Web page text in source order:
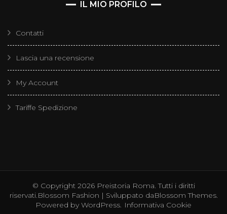
IL MIO PROFILO
Contatti
Lascia una recensione
My Account
Tariffe Spedizione
© Copyright 2026 Preistoria Roma. Tutti i diritti
riservati.Blossom Fashion | Sviluppato daBlossom Themes.
Powered by WordPress. Informativa Cookie